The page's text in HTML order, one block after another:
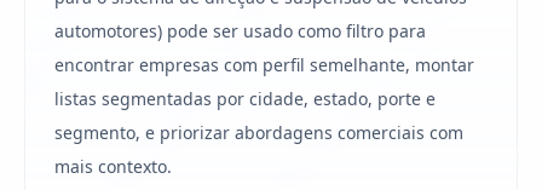
automotores) pode ser usado como filtro para
encontrar empresas com perfil semelhante, montar
listas segmentadas por cidade, estado, porte e
segmento, e priorizar abordagens comerciais com
mais contexto.